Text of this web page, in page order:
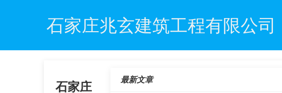
石家庄兆玄建筑工程有限公司
石家庄
最新文章